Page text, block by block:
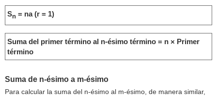
Sn = na (r = 1)
Suma del primer término al n-ésimo término = n × Primer
término
Suma de n-ésimo a m-ésimo
Para calcular la suma del n-ésimo al m-ésimo, de manera similar,